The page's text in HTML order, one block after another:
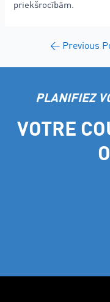
priekšrocībām.
←Previous
PLANIFIEZ
VOTRE